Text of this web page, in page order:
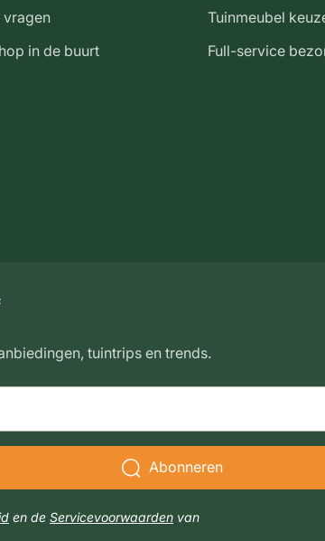
vragen
in de buurt
Tuinmeubel
Full-service
tuintrips en trends.
Abonneren
en de Servicevoorwaarden van